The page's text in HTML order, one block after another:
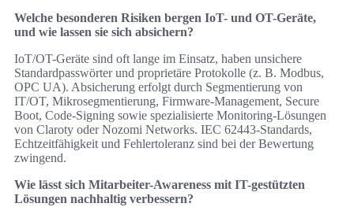
Welche besonderen Risiken bergen IoT- und OT-Geräte,
und wie lassen sie sich absichern?
IoT/OT-Geräte sind oft lange im Einsatz, haben unsichere
Standardpasswörter und proprietäre Protokolle (z. B. Modbus,
OPC UA). Absicherung erfolgt durch Segmentierung von
IT/OT, Mikrosegmentierung, Firmware-Management, Secure
Boot, Code-Signing sowie spezialisierte Monitoring-Lösungen
von Claroty oder Nozomi Networks. IEC 62443-Standards,
Echtzeitfähigkeit und Fehlertoleranz sind bei der Bewertung
zwingend.
Wie lässt sich Mitarbeiter-Awareness mit IT-gestützten
Lösungen nachhaltig verbessern?